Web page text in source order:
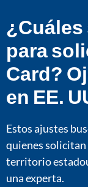
para
Card?
en EE.
Estos ajustes
quienes
territorio
una experta.